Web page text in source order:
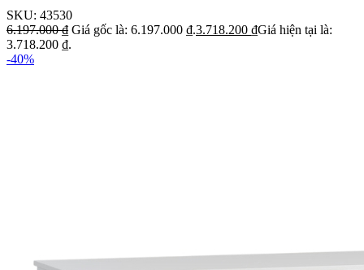
SKU: 43530
6.197.000₫ Giá gốc là: 6.197.000 ₫.3.718.200 ₫Giá hiện tại là:
3.718.200 ₫.
-40%